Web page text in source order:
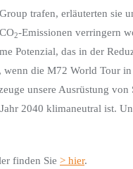
trafen, erläuterten sie
2-Emissionen verringern
Potenzial, das in der
wenn die M72 World Tour
unsere Ausrüstung
2040 klimaneutral ist.
finden Sie > hier.